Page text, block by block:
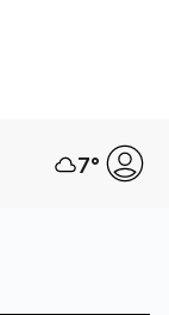
7°